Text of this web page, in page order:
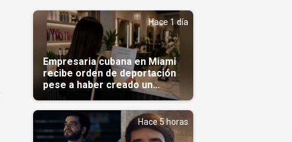
Hace 1 día
Empresaria cubana en Miami
recibe orden de deportación
pese a haber creado un
Hace 5 horas